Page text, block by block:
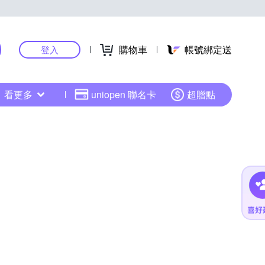
登入 購物車 帳號綁定送
看更多 uniopen 聯名卡 超贈點